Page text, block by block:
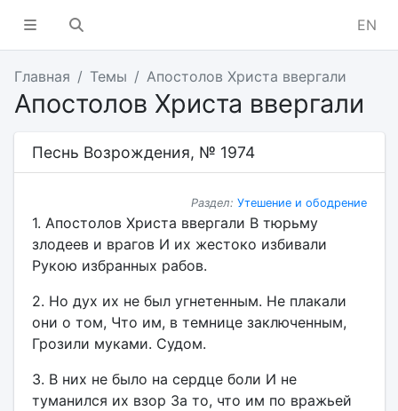
EN
Главная Темы Апостолов Христа ввергали
Апостолов Христа ввергали
Песнь Возрождения, № 1974
Раздел: Утешение и ободрение
1. Апостолов Христа ввергали В тюрьму
злодеев и врагов И их жестоко избивали
Рукою избранных рабов.
2. Но дух их не был угнетенным. Не плакали
они о том, Что им, в темнице заключенным,
Грозили муками. Судом.
3. В них не было на сердце боли И не
туманился их взор За то, что им по вражьей